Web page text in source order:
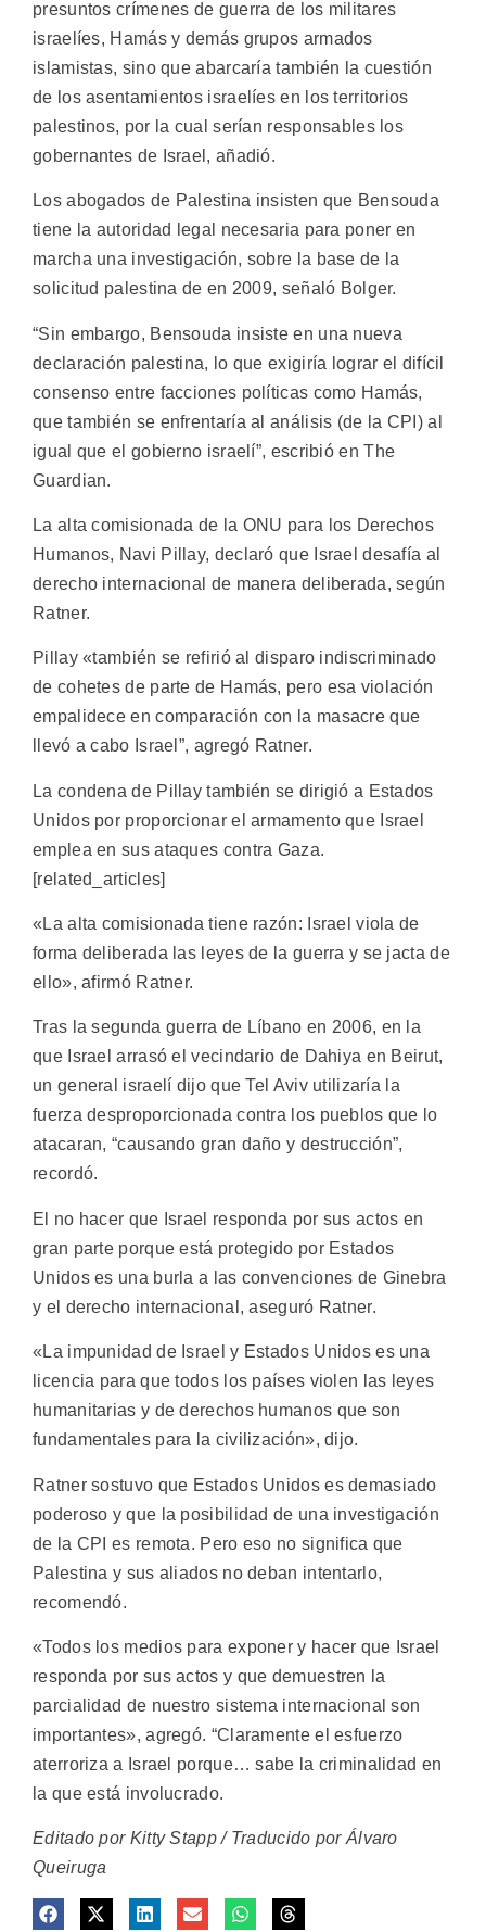
presuntos crímenes de guerra de los militares
israelíes, Hamás y demás grupos armados
islamistas, sino que abarcaría también la cuestión
de los asentamientos israelíes en los territorios
palestinos, por la cual serían responsables los
gobernantes de Israel, añadió.
Los abogados de Palestina insisten que Bensouda
tiene la autoridad legal necesaria para poner en
marcha una investigación, sobre la base de la
solicitud palestina de en 2009, señaló Bolger.
“Sin embargo, Bensouda insiste en una nueva
declaración palestina, lo que exigiría lograr el difícil
consenso entre facciones políticas como Hamás,
que también se enfrentaría al análisis (de la CPI) al
igual que el gobierno israelí”, escribió en The
Guardian.
La alta comisionada de la ONU para los Derechos
Humanos, Navi Pillay, declaró que Israel desafía al
derecho internacional de manera deliberada, según
Ratner.
Pillay «también se refirió al disparo indiscriminado
de cohetes de parte de Hamás, pero esa violación
empalidece en comparación con la masacre que
llevó a cabo Israel”, agregó Ratner.
La condena de Pillay también se dirigió a Estados
Unidos por proporcionar el armamento que Israel
emplea en sus ataques contra Gaza.
[related_articles]
«La alta comisionada tiene razón: Israel viola de
forma deliberada las leyes de la guerra y se jacta de
ello», afirmó Ratner.
Tras la segunda guerra de Líbano en 2006, en la
que Israel arrasó el vecindario de Dahiya en Beirut,
un general israelí dijo que Tel Aviv utilizaría la
fuerza desproporcionada contra los pueblos que lo
atacaran, “causando gran daño y destrucción”,
recordó.
El no hacer que Israel responda por sus actos en
gran parte porque está protegido por Estados
Unidos es una burla a las convenciones de Ginebra
y el derecho internacional, aseguró Ratner.
«La impunidad de Israel y Estados Unidos es una
licencia para que todos los países violen las leyes
humanitarias y de derechos humanos que son
fundamentales para la civilización», dijo.
Ratner sostuvo que Estados Unidos es demasiado
poderoso y que la posibilidad de una investigación
de la CPI es remota. Pero eso no significa que
Palestina y sus aliados no deban intentarlo,
recomendó.
«Todos los medios para exponer y hacer que Israel
responda por sus actos y que demuestren la
parcialidad de nuestro sistema internacional son
importantes», agregó. “Claramente el esfuerzo
aterroriza a Israel porque… sabe la criminalidad en
la que está involucrado.
Editado por Kitty Stapp / Traducido por Álvaro
Queiruga